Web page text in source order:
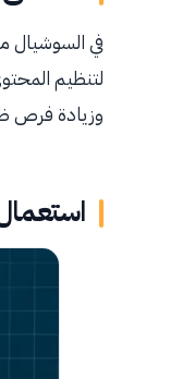
لتنظيم
وزيادة فرص